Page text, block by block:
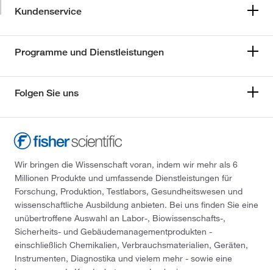
Kundenservice
Programme und Dienstleistungen
Folgen Sie uns
Wir bringen die Wissenschaft voran, indem wir mehr als 6
Millionen Produkte und umfassende Dienstleistungen für
Forschung, Produktion, Testlabors, Gesundheitswesen und
wissenschaftliche Ausbildung anbieten. Bei uns finden Sie eine
unübertroffene Auswahl an Labor-, Biowissenschafts-,
Sicherheits- und Gebäudemanagementprodukten -
einschließlich Chemikalien, Verbrauchsmaterialien, Geräten,
Instrumenten, Diagnostika und vielem mehr - sowie eine